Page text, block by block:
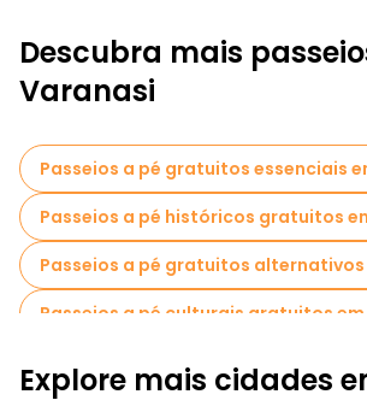
Descubra mais
Varanasi
Passeios a pé gratuitos essenciais
Passeios a pé históricos gratuitos
Passeios a pé gratuitos alternativos
Passeios a pé culturais gratuitos
Passeios a pé gratuitos para
Explore mais cidades